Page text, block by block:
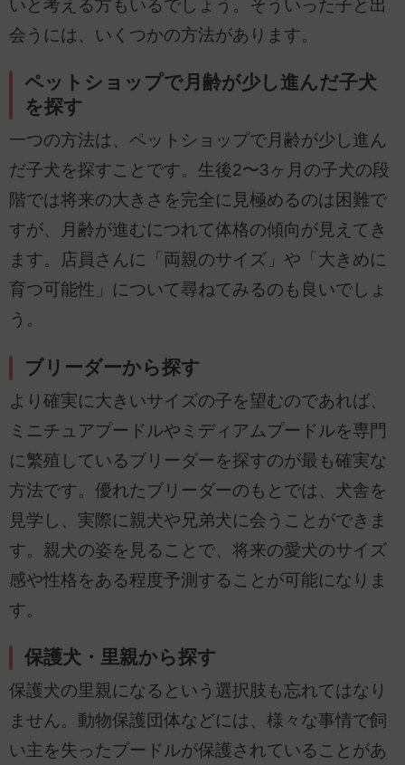
いと考える方もいるでしょう。そういった子と出
会うには、いくつかの方法があります。
ペットショップで月齢が少し進んだ子犬
を探す
一つの方法は、ペットショップで月齢が少し進ん
だ子犬を探すことです。生後2〜3ヶ月の子犬の段
階では将来の大きさを完全に見極めるのは困難で
すが、月齢が進むにつれて体格の傾向が見えてき
ます。店員さんに「両親のサイズ」や「大きめに
育つ可能性」について尋ねてみるのも良いでしょ
う。
ブリーダーから探す
より確実に大きいサイズの子を望むのであれば、
ミニチュアプードルやミディアムプードルを専門
に繁殖しているブリーダーを探すのが最も確実な
方法です。優れたブリーダーのもとでは、犬舎を
見学し、実際に親犬や兄弟犬に会うことができま
す。親犬の姿を見ることで、将来の愛犬のサイズ
感や性格をある程度予測することが可能になりま
す。
保護犬・里親から探す
保護犬の里親になるという選択肢も忘れてはなり
ません。動物保護団体などには、様々な事情で飼
い主を失ったプードルが保護されていることがあ